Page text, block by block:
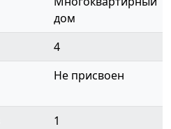
дом
4
Не присвоен
1